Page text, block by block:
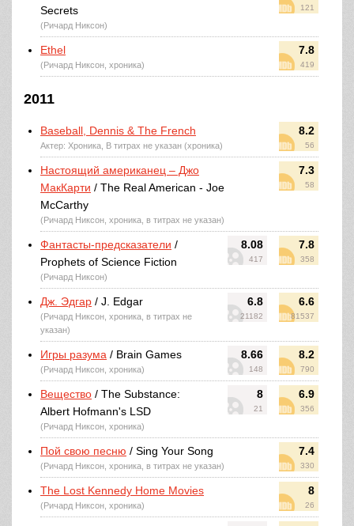
121
Secrets
(Ричард Никсон)
7.8
419
Ethel
(Ричард Никсон, хроника)
2011
8.2
56
Baseball, Dennis & The French
Актер: Хроника, В титрах не указан (хроника)
7.3
58
Настоящий американец – Джо
МакКарти / The Real American - Joe
McCarthy
(Ричард Никсон, хроника, в титрах не указан)
8.08
417
7.8
358
Фантасты-предсказатели /
Prophets of Science Fiction
(Ричард Никсон)
6.8
21182
6.6
81537
Дж. Эдгар / J. Edgar
(Ричард Никсон, хроника, в титрах не
указан)
8.66
148
8.2
790
Игры разума / Brain Games
(Ричард Никсон, хроника)
8
21
6.9
356
Вещество / The Substance:
Albert Hofmann's LSD
(Ричард Никсон, хроника)
7.4
330
Пой свою песню / Sing Your Song
(Ричард Никсон, хроника, в титрах не указан)
8
26
The Lost Kennedy Home Movies
(Ричард Никсон, хроника)